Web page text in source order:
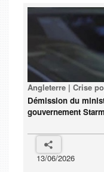
Angleterre | Crise
Démission du
gouvernement
13/06/2026